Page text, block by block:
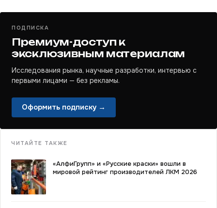
ПОДПИСКА
Премиум-доступ к
эксклюзивным материалам
Исследования рынка, научные разработки, интервью с
первыми лицами — без рекламы.
Оформить подписку →
ЧИТАЙТЕ ТАКЖЕ
«АлфиГрупп» и «Русские краски» вошли в
мировой рейтинг производителей ЛКМ 2026